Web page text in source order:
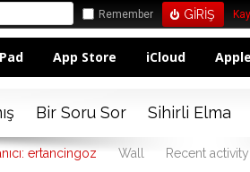
Remember
App Store iCloud
Bir Soru Sor Sihirli Elma
ertancingoz Wall Recent activity